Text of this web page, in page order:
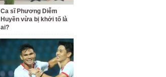
Ca sĩ Phương Diễm
Huyền vừa bị khởi tố là
ai?